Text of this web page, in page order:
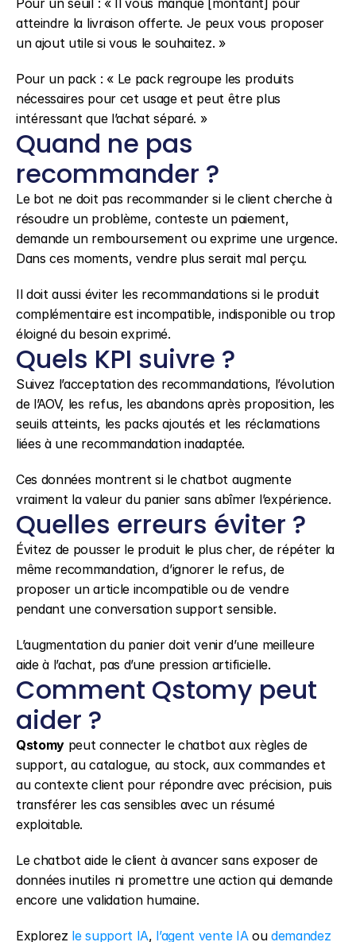
Pour un seuil : « Il vous manque [montant] pour
atteindre la livraison offerte. Je peux vous proposer
un ajout utile si vous le souhaitez. »
Pour un pack : « Le pack regroupe les produits
nécessaires pour cet usage et peut être plus
intéressant que l’achat séparé. »
Quand ne pas
recommander ?
Le bot ne doit pas recommander si le client cherche à
résoudre un problème, conteste un paiement,
demande un remboursement ou exprime une urgence.
Dans ces moments, vendre plus serait mal perçu.
Il doit aussi éviter les recommandations si le produit
complémentaire est incompatible, indisponible ou trop
éloigné du besoin exprimé.
Quels KPI suivre ?
Suivez l’acceptation des recommandations, l’évolution
de l’AOV, les refus, les abandons après proposition, les
seuils atteints, les packs ajoutés et les réclamations
liées à une recommandation inadaptée.
Ces données montrent si le chatbot augmente
vraiment la valeur du panier sans abîmer l’expérience.
Quelles erreurs éviter ?
Évitez de pousser le produit le plus cher, de répéter la
même recommandation, d’ignorer le refus, de
proposer un article incompatible ou de vendre
pendant une conversation support sensible.
L’augmentation du panier doit venir d’une meilleure
aide à l’achat, pas d’une pression artificielle.
Comment Qstomy peut
aider ?
Qstomy peut connecter le chatbot aux règles de
support, au catalogue, au stock, aux commandes et
au contexte client pour répondre avec précision, puis
transférer les cas sensibles avec un résumé
exploitable.
Le chatbot aide le client à avancer sans exposer de
données inutiles ni promettre une action qui demande
encore une validation humaine.
Explorez le support IA, l’agent vente IA ou demandez